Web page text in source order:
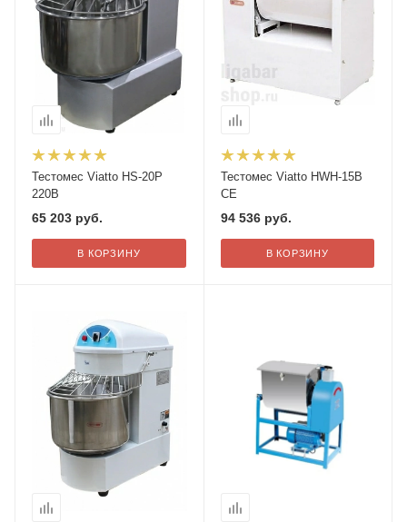
Тестомес Viatto HS-20P
220В
65 203 руб.
В КОРЗИНУ
Тестомес Viatto HWH-15B
СЕ
94 536руб.
В КОРЗИНУ